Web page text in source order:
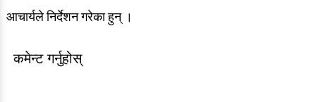
आचार्यले निर्देशन गरेका हुन् ।
कमेन्ट गर्नुहोस्